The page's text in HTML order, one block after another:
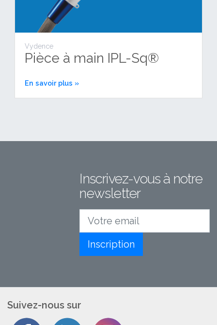
Vydence
Pièce à main IPL-Sq®
En savoir plus »
Inscrivez-vous à notre
newsletter
Inscription
Suivez-nous sur